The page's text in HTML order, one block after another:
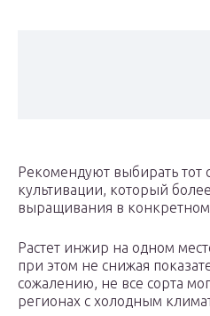
Рекомендуют выбирать тот
культивации, который
выращивания в
Растет инжир на одном
при этом не снижая
сожалению, не все сорта
регионах с холодным